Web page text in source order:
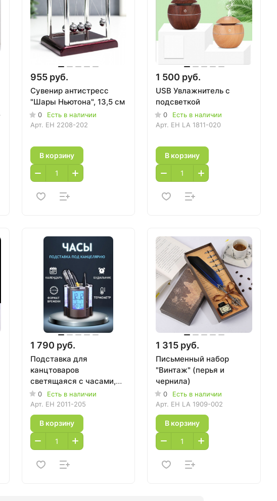
955 руб.
Сувенир антистресс
"Шары Ньютона", 13,5 см
0
Есть в наличии
Арт. EH 2208-202
В корзину
1 500 руб.
USB Увлажнитель с
подсветкой
0
Есть в наличии
Арт. EH LA 1811-020
В корзину
1 790 руб.
Подставка для
канцтоваров
светящаяся с часами,
календарём и
термометром
0
Есть в наличии
Арт. EH 2011-205
В корзину
1 315 руб.
Письменный набор
"Винтаж" (перья и
чернила)
0
Есть в наличии
Арт. EH LA 1909-002
В корзину